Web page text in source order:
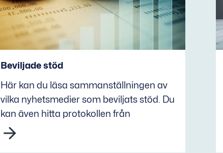
Beviljade stöd
Här kan du läsa sammanställningen av
vilka nyhetsmedier som beviljats stöd. Du
kan även hitta protokollen från
mediestädsnämndens sammanträden.